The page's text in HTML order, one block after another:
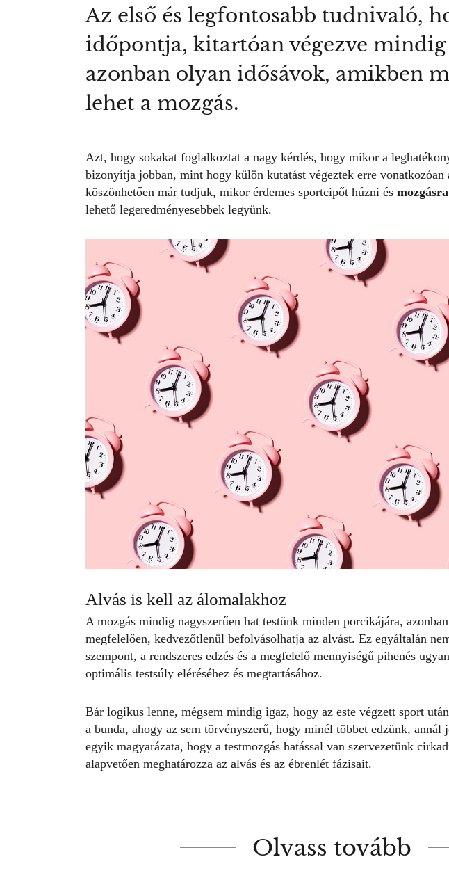
Az első és legfontosabb tudnivaló,
időpontja, kitartóan végezve
azonban olyan idősávok, amikben
lehet a mozgás.
Azt, hogy sokakat foglalkoztat a nagy kérdés, hogy mikor a
bizonyítja jobban, mint hogy külön kutatást végeztek erre vonatkozóan
köszönhetően már tudjuk, mikor érdemes sportcipőt húzni és mozgásra
lehető legeredményesebbek legyünk.
Alvás is kell az álomalakhoz
A mozgás mindig nagyszerűen hat testünk minden porcikájára,
megfelelően, kedvezőtlenül befolyásolhatja az alvást. Ez egyáltalán
szempont, a rendszeres edzés és a megfelelő mennyiségű pihenés
optimális testsúly eléréséhez és megtartásához.
Bár logikus lenne, mégsem mindig igaz, hogy az este végzett sport
a bunda, ahogy az sem törvényszerű, hogy minél többet edzünk, annál
egyik magyarázata, hogy a testmozgás hatással van szervezetünk
alapvetően meghatározza az alvás és az ébrenlét fázisait.
Olvass tovább